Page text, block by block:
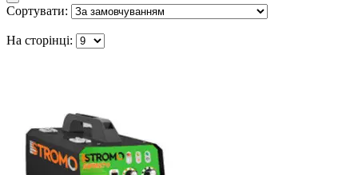
Сортувати:
На сторінці: